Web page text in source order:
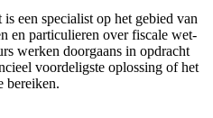
een specialist op het gebied van
en particulieren over fiscale wet-
werken doorgaans in opdracht
voordeligste oplossing of het
bereiken.